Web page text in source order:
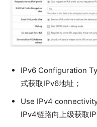
IPv6 Configuration
式获取IPv6地址；
Use IPv4
IPv4链路向上级获取